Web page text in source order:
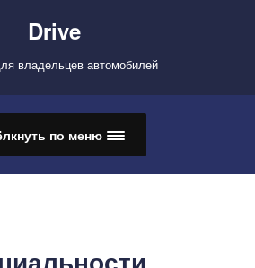
Drive
владельцев автомобилей
по меню